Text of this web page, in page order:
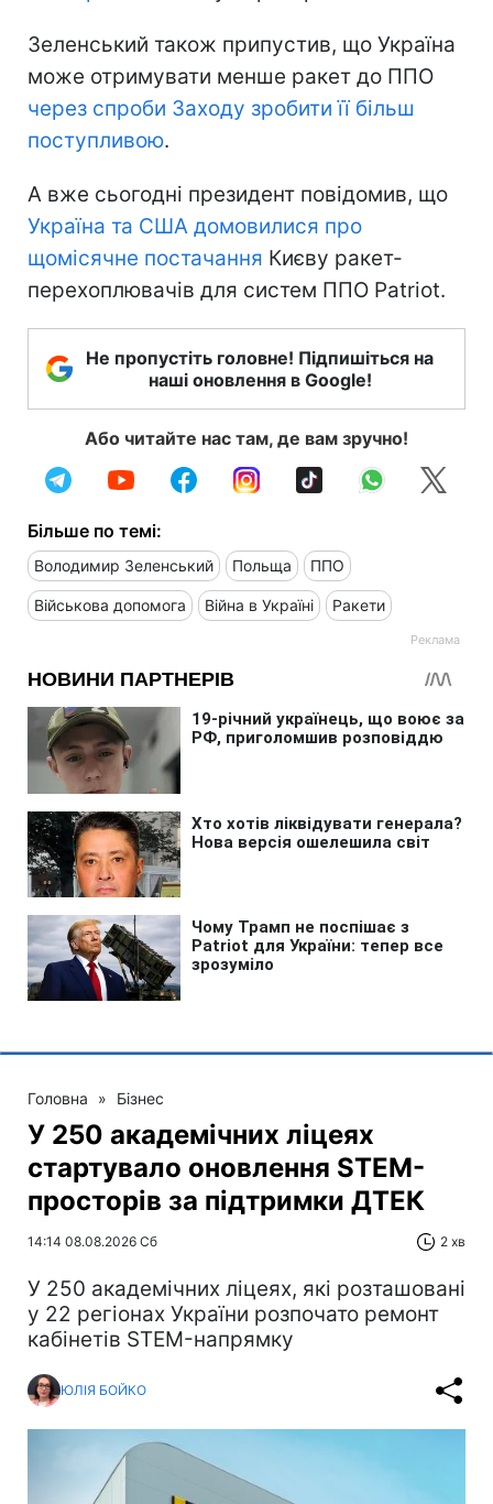
Зеленський також припустив, що Україна
може отримувати менше ракет до ППО
через спроби Заходу зробити її більш
поступливою.
А вже сьогодні президент повідомив, що
Україна та США домовилися про
щомісячне постачання Києву ракет-
перехоплювачів для систем ППО Patriot.
Не пропустіть головне! Підпишіться на
наші оновлення в Google!
Або читайте нас там, де вам зручно!
Більше по темі:
Володимир Зеленський Польща ППО
Військова допомога Війна в Україні Ракети
Головна » Бізнес
У 250 академічних ліцеях
стартувало оновлення STEM-
просторів за підтримки ДТЕК​‌
14:14 08.08.2026 Сб 2 хв
У 250 академічних ліцеях, які розташовані
у 22 регіонах України розпочато ремонт
кабінетів STEM-напрямку
ЮЛІЯ БОЙКО